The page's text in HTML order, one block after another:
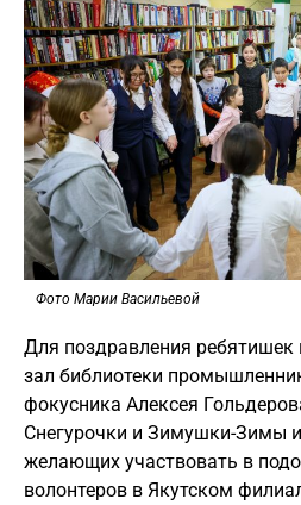
Фото Марии Васильевой
Для поздравления
зал библиотеки
фокусника Алексея
Снегурочки и Зимушки-Зимы
желающих участвовать в
волонтеров в Якутском